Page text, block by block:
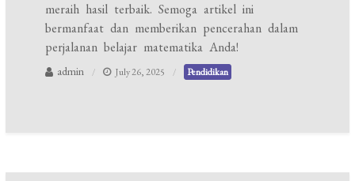
meraih hasil terbaik. Semoga artikel ini
bermanfaat dan memberikan pencerahan dalam
perjalanan belajar matematika Anda!
admin July 26, 2025 Pendidikan